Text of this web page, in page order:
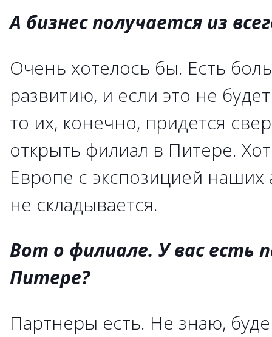
А бизнес получается из
Очень хотелось бы. Есть
развитию, и если это не
то их, конечно, придется
открыть филиал в Питере.
Европе с экспозицией наших
не складывается.
Вот о филиале. У вас есть
Питере?
Партнеры есть. Не знаю,